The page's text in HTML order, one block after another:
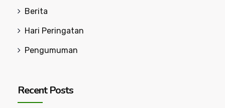
Berita
Hari Peringatan
Pengumuman
Recent Posts